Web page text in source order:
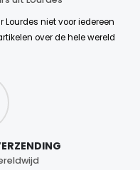
niet voor iedereen
over de hele wereld